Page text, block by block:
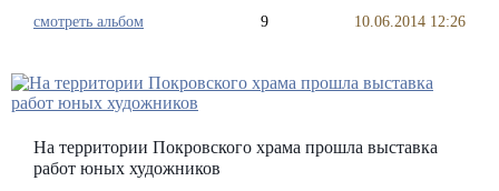
смотреть альбом 9 10.06.2014 12:26
На территории Покровского храма прошла выставка
работ юных художников